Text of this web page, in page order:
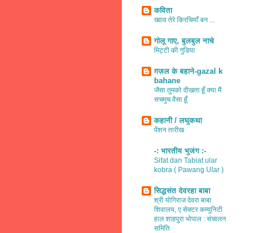
कविता
ख्वाव तेरे किरचियाँ बन ...
गोलू गाए, बुलबुल नाचे
मिट्टी की गुडिया
ग़ज़ल के बहाने-gazal k
bahane
जैसा तुमको दीखता हूँ क्या मैं
सचमुच वैसा हूँ
कहानी / लघुकथा
पेंशन तारीख
-: भारतीय भुजंग :-
Sifat dan Tabiat ular
kobra ( Pawang Ular )
सिद्धसंत देवरहा बाबा
श्री योगिराज देवरा बाबा
शिवालय, ए सेक्टर कम्युनिटी
हाल शाहपुरा भोपाल : संचालन
समिति